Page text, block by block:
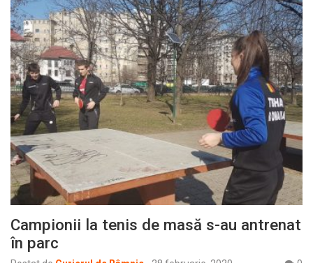
Campionii la tenis de masă s-au antrenat
în parc